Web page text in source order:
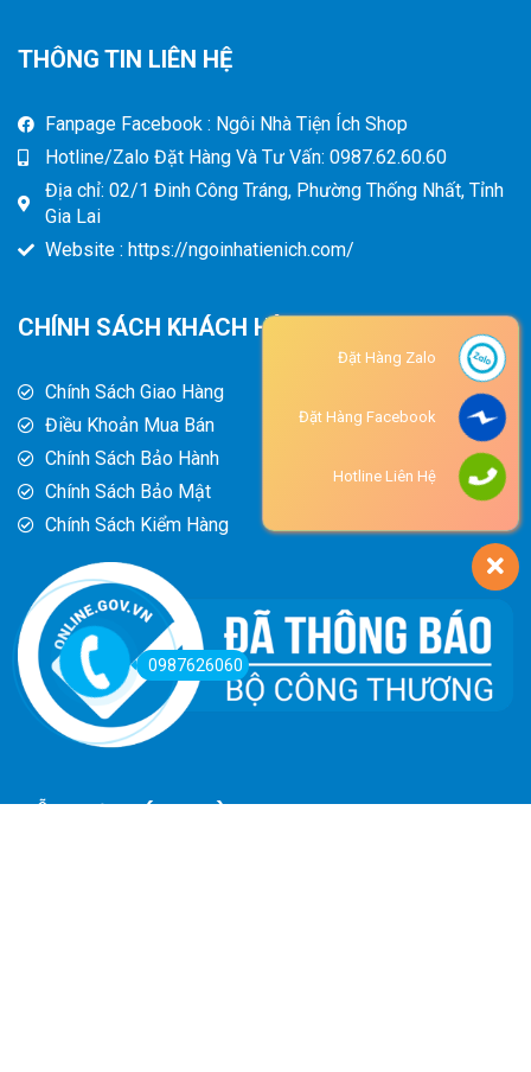
THÔNG TIN LIÊN HỆ
Fanpage Facebook : Ngôi Nhà Tiện Ích Shop
Hotline/Zalo Đặt Hàng Và Tư Vấn: 0987.62.60.60
Địa chỉ: 02/1 Đinh Công Tráng, Phường Thống Nhất, Tỉnh
Gia Lai
Website : https://ngoinhatienich.com/
CHÍNH SÁCH KHÁCH HÀNG
Chính Sách Giao Hàng
Điều Khoản Mua Bán
Chính Sách Bảo Hành
Chính Sách Bảo Mật
Chính Sách Kiểm Hàng
HỖ TRỢ KHÁCH HÀNG
0987626060
Đặt Hàng Zalo
Đặt Hàng Facebook
Hotline Liên Hệ